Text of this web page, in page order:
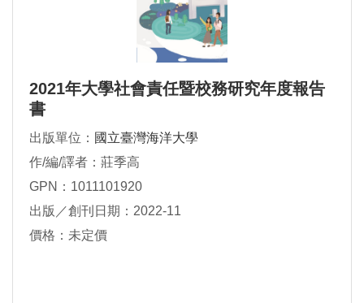
2021年大學社會責任暨校務研究年度報告
書
出版單位： 國立臺灣海洋大學
作/編/譯者：莊季高
GPN：1011101920
出版／創刊日期：2022-11
價格：未定價